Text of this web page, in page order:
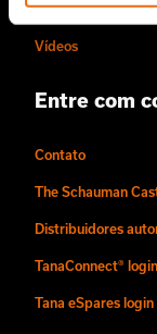
Pessoas e Carreiras
Vídeos
Entre com
Contato
The Schauman
Distribuidores
TanaConnect® login
Tana eSpares login